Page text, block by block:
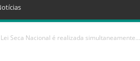
Seca Nacional é realizada simultaneamente...